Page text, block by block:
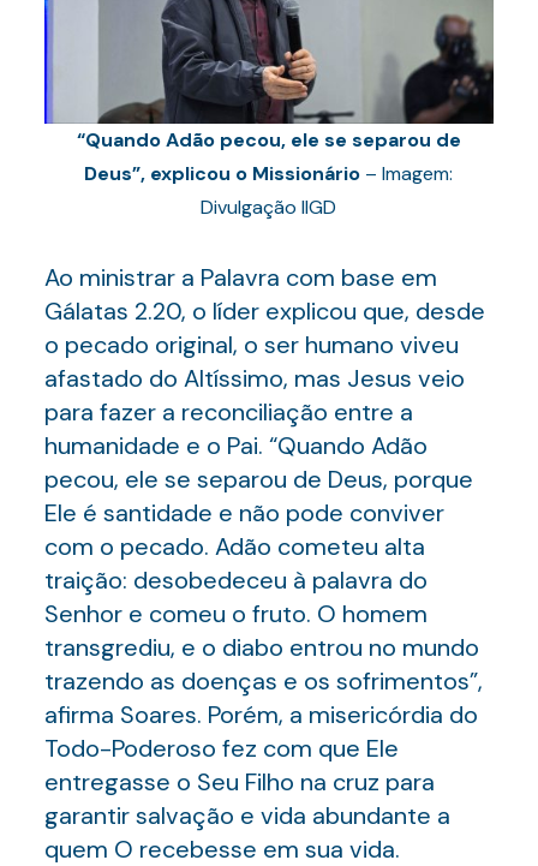
“Quando Adão pecou, ele se separou de
Deus”, explicou o Missionário – Imagem:
Divulgação IIGD
Ao ministrar a Palavra com base em
Gálatas 2.20, o líder explicou que, desde
o pecado original, o ser humano viveu
afastado do Altíssimo, mas Jesus veio
para fazer a reconciliação entre a
humanidade e o Pai. “Quando Adão
pecou, ele se separou de Deus, porque
Ele é santidade e não pode conviver
com o pecado. Adão cometeu alta
traição: desobedeceu à palavra do
Senhor e comeu o fruto. O homem
transgrediu, e o diabo entrou no mundo
trazendo as doenças e os sofrimentos”,
afirma Soares. Porém, a misericórdia do
Todo-Poderoso fez com que Ele
entregasse o Seu Filho na cruz para
garantir salvação e vida abundante a
quem O recebesse em sua vida.